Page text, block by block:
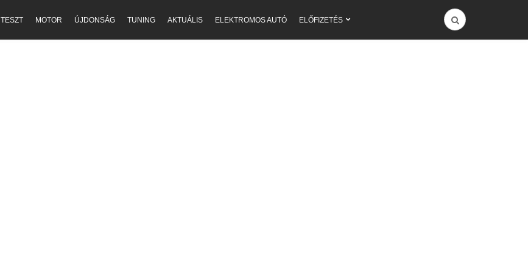
TESZT MOTOR ÚJDONSÁG TUNING AKTUÁLIS ELEKTROMOS AUTÓ ELŐFIZETÉS